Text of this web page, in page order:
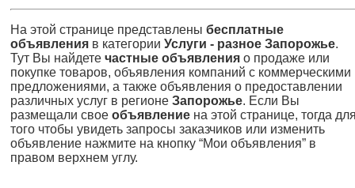
На этой странице представлены бесплатные
объявления в категории Услуги - разное Запорожье.
Тут Вы найдете частные объявления о продаже или
покупке товаров, объявления компаний с коммерческими
предложениями, а также объявления о предоставлении
различных услуг в регионе Запорожье. Если Вы
размещали свое объявление на этой странице, тогда
того чтобы увидеть запросы заказчиков или изменить
объявление нажмите на кнопку “Мои объявления” в
правом верхнем углу.